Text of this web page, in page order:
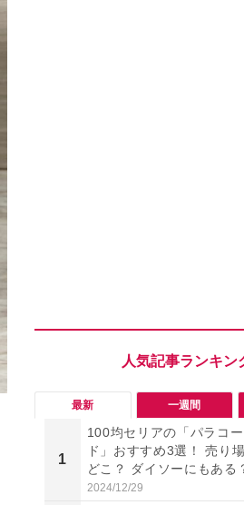
最新 一週間
1
100均セリアの「パラコー
ド」おすすめ3選！ 売り
どこ？ ダイソーにもある
色・長さ・太さも種類豊富
2024/12/29